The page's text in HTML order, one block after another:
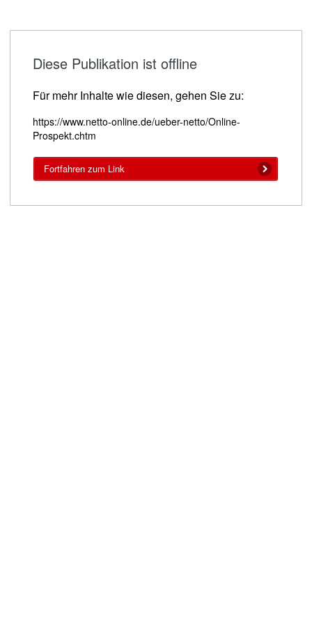
Diese Publikation ist offline
Für mehr Inhalte wie diesen, gehen Sie zu:
https://www.netto-online.de/ueber-netto/Online-
Prospekt.chtm
Fortfahren zum Link